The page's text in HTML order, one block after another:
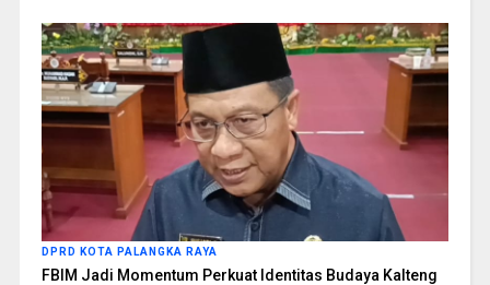
DPRD KOTA PALANGKA RAYA
FBIM Jadi Momentum Perkuat Identitas Budaya Kalteng